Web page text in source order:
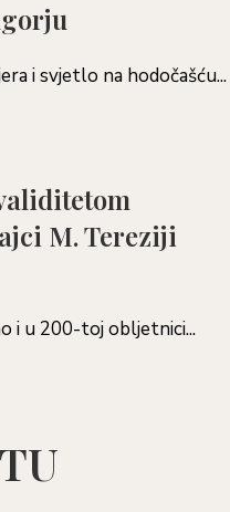
i svjetlo na hodočašću...
M. Tereziji
i u 200-toj obljetnici...